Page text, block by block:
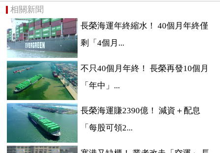
相關新聞
長榮海運年終縮水！ 40個月年終僅
剩「4個月...
不只40個月年終！ 長榮再發10個月
「年中」...
長榮海運賺2390億！ 減資＋配息
「每股可領2...